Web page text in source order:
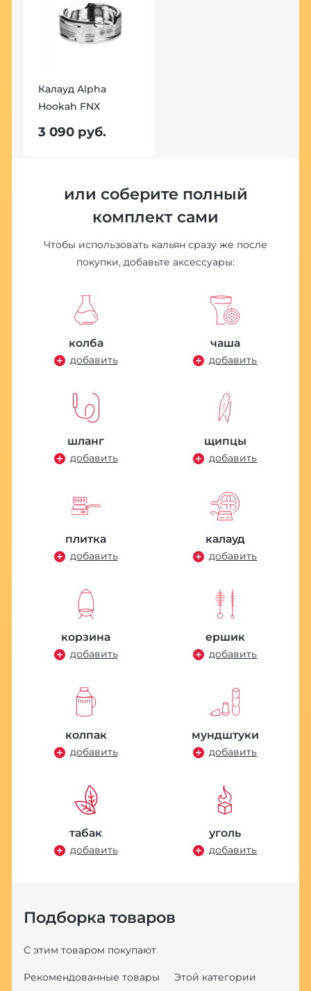
Калауд Alpha
Hookah FNX
3 090 руб.
или соберите полный
комплект сами
Чтобы использовать кальян сразу же после
покупки, добавьте аксессуары:
колба
добавить
чаша
добавить
шланг
добавить
щипцы
добавить
плитка
добавить
калауд
добавить
корзина
добавить
ершик
добавить
колпак
добавить
мундштуки
добавить
табак
добавить
уголь
добавить
Подборка товаров
С этим товаром покупают
Рекомендованные товары Этой категории